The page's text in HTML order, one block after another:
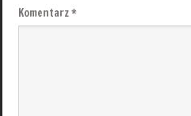
Komentarz*